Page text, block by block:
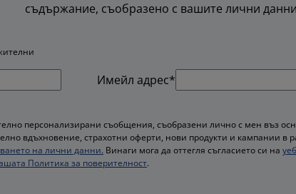
съдържание, съобразено с вашите лични
Имейл адрес*
персонализирани съобщения, съобразени лично с мен въз
вдъхновение, страхотни оферти, нови продукти и кампании в
на лични данни. Винаги мога да оттегля съгласието си на
Политика за поверителност.